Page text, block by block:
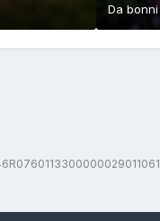
Dabonni